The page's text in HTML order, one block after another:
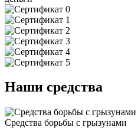
Наши средства
Средства борьбы с грызунами